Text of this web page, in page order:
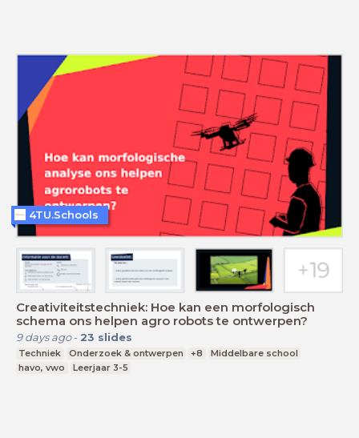
Creativiteitstechniek: Hoe kan een morfologisch
schema ons helpen agro robots te ontwerpen?
9 days ago- 23 slides
Techniek Onderzoek & ontwerpen +8
Middelbare school
havo, vwo
Leerjaar 3-5
4TU.Schools